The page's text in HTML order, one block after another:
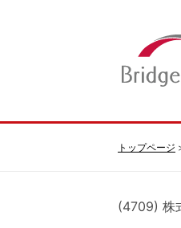
トップページ
(4709) 株